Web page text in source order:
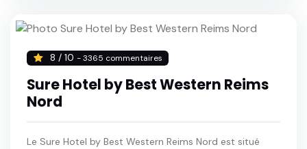
8 / 10 - 3365 commentaires
Sure Hotel by Best Western Reims
Nord
Le Sure Hotel by Best Western Reims Nord est situé